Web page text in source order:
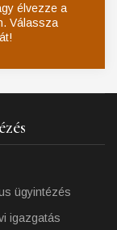
élvezze a
Válassza
ügyintézés
igazgatás